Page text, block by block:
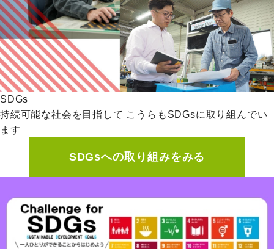
SDGs
持続可能な社会を目指して こうらもSDGsに取り組んでい
ます
SDGsへの取り組みをみる